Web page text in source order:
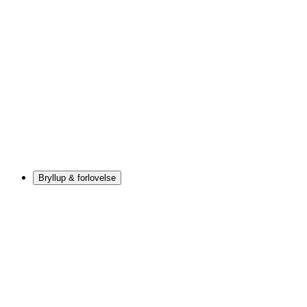
Bryllup & forlovelse